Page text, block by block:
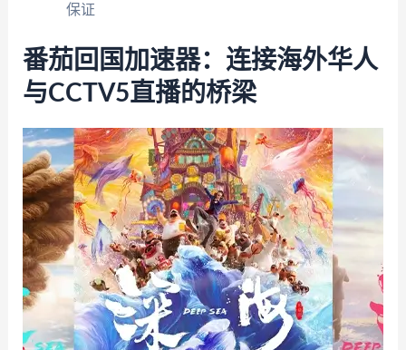
保证
番茄回国加速器：连接海外华人
与CCTV5直播的桥梁